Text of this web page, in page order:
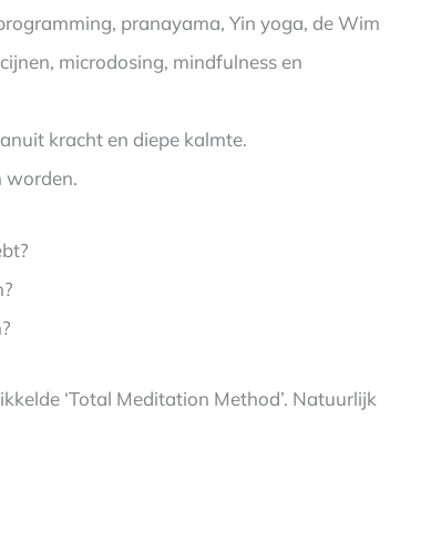
pranayama, Yin yoga, de Wim
microdosing, mindfulness en
kracht en diepe kalmte.
worden.
‘Total Meditation Method’. Natuurlijk